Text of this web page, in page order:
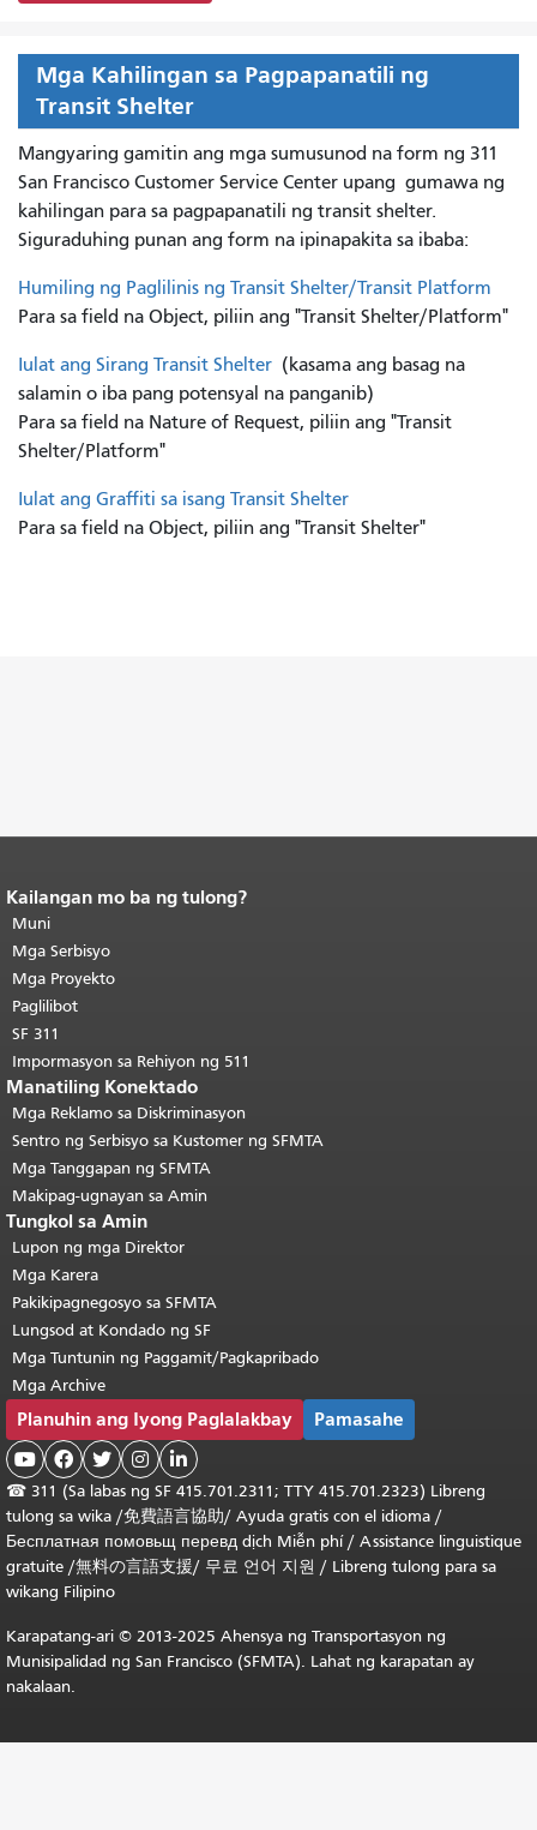
Mga Kahilingan sa Pagpapanatili ng
Transit Shelter
Mangyaring gamitin ang mga sumusunod na form ng 311
San Francisco Customer Service Center upang gumawa ng
kahilingan para sa pagpapanatili ng transit shelter.
Siguraduhing punan ang form na ipinapakita sa ibaba:
Humiling ng Paglilinis ng Transit Shelter/Transit Platform
Para sa field na Object, piliin ang "Transit Shelter/Platform"
Iulat ang Sirang Transit Shelter (kasama ang basag na
salamin o iba pang potensyal na panganib)
Para sa field na Nature of Request, piliin ang "Transit
Shelter/Platform"
Iulat ang Graffiti sa isang Transit Shelter
Para sa field na Object, piliin ang "Transit Shelter"
Katapusan ng nilalaman ng
pahina.
pahinang ito ay nauulit sa bawat
pahina.Bumalik sa itaas ng
pangunahing nilalaman
Kailangan mo ba ng tulong?
Muni
Mga Serbisyo
Mga Proyekto
Paglilibot
SF 311
Impormasyon sa Rehiyon ng 511
Manatiling Konektado
Mga Reklamo sa Diskriminasyon
Sentro ng Serbisyo sa Kustomer ng SFMTA
Mga Tanggapan ng SFMTA
Makipag-ugnayan sa Amin
Tungkol sa Amin
Lupon ng mga Direktor
Mga Karera
Pakikipagnegosyo sa SFMTA
Lungsod at Kondado ng SF
Mga Tuntunin ng Paggamit/Pagkapribado
Mga Archive
Planuhin ang Iyong Paglalakbay Pamasahe
    
☎ 311 (Sa labas ng SF 415.701.2311; TTY 415.701.2323) Libreng
tulong sa wika /免費語言協助/ Ayuda gratis con el idioma /
Бесплатная помовьщ перевд dịch Miễn phí/ Assistance linguistique
gratuite /無料の言語支援/ 무료 언어 지원 / Libreng tulong para sa
wikang Filipino
Karapatang-ari © 2013-2025 Ahensya ng Transportasyon ng
Munisipalidad ng San Francisco (SFMTA). Lahat ng karapatan ay
nakalaan.